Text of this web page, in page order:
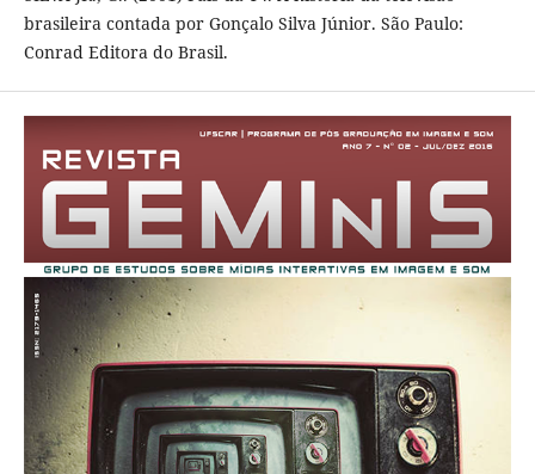
brasileira contada por Gonçalo Silva Júnior. São Paulo:
Conrad Editora do Brasil.